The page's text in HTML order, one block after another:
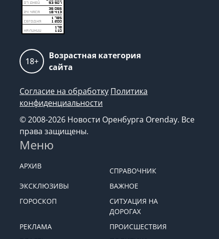
18+
Возрастная категория
сайта
Согласие на обработку Политика
конфиденциальности
© 2008-2026 Новости Оренбурга Orenday. Все
права защищены.
Меню
АРХИВ
СПРАВОЧНИК
ЭКСКЛЮЗИВЫ
ВАЖНОЕ
ГОРОСКОП
СИТУАЦИЯ НА
ДОРОГАХ
РЕКЛАМА
ПРОИСШЕСТВИЯ